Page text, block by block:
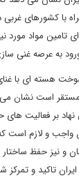
با کشورهای غربی
تامین مواد
به عرصه غنی
هسته ای با
مستقر است نشان
بر فعالیت های
واجب و لازم است
و نیز حفظ
تاکید و تمرکز